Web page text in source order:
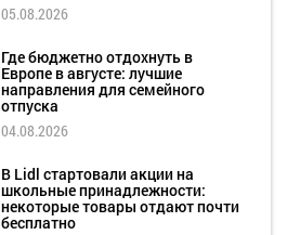
05.08.2026
Где бюджетно отдохнуть в
Европе в августе: лучшие
направления для семейного
отпуска
04.08.2026
В Lidl стартовали акции на
школьные принадлежности:
некоторые товары отдают почти
бесплатно